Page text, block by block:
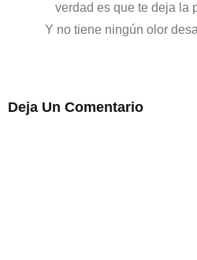
verdad es que te deja la
Y no tiene ningún olor
Deja Un Comentario